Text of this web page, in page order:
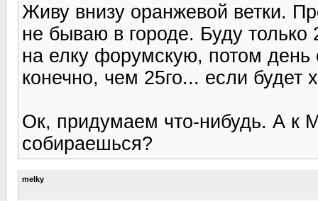
Живу внизу оранжевой ветки.
не бываю в городе. Буду только
на елку форумскую, потом
конечно, чем 25го... если будет
Ок, придумаем что-нибудь. А к
собираешься?
melky